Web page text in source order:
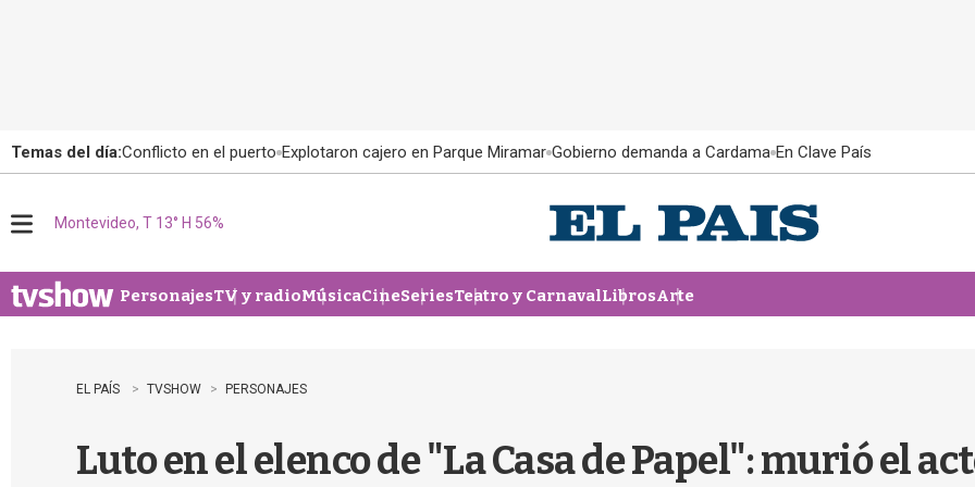
Temas del día:Conflicto en el puerto Explotaron cajero en Parque Miramar Gobierno demanda a Cardama En Clave País
u
Montevideo, T 13° H 56%
PersonajesTV y radioMúsicaCineSeriesTeatro y CarnavalLibrosArte
EL PAÍS TVSHOW PERSONAJES
Luto en el elenco de "La Casa de Papel": murió el